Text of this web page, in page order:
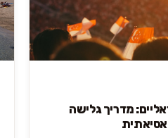
מדריך גלישה